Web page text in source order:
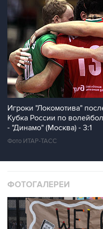
Игроки "Локомотива"
Кубка России по
- "Динамо" (Москва) - 3:1
Фото ИТАР-ТАСС
ФОТОГАЛЕРЕИ